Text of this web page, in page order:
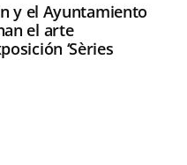
y el Ayuntamiento
el arte
‘Sèries